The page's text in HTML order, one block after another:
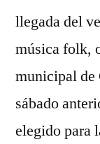
llegada del
música folk,
municipal de
sábado
elegido para